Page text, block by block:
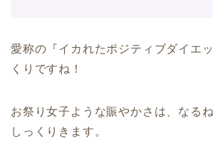
愛称の『イカれたポジティブダイエ
くりですね！
お祭り女子ような賑やかさは、なる
しっくりきます。